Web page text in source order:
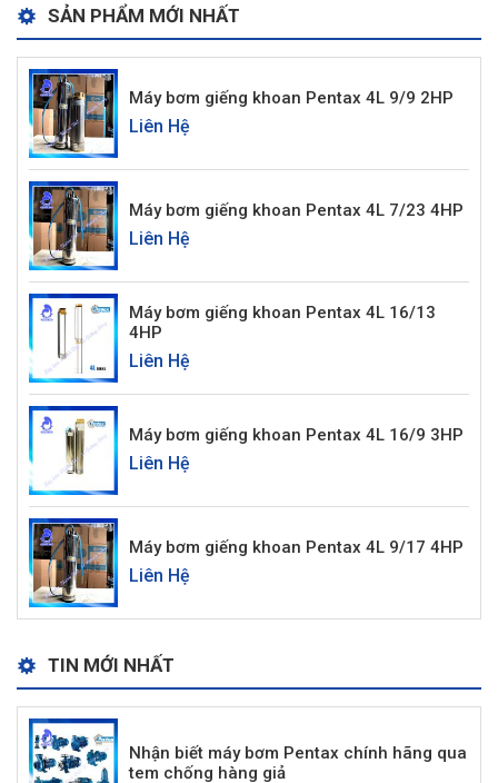
SẢN PHẨM MỚI NHẤT
Máy bơm giếng khoan Pentax 4L 9/9 2HP
Liên Hệ
Máy bơm giếng khoan Pentax 4L 7/23 4HP
Liên Hệ
Máy bơm giếng khoan Pentax 4L 16/13
4HP
Liên Hệ
Máy bơm giếng khoan Pentax 4L 16/9 3HP
Liên Hệ
Máy bơm giếng khoan Pentax 4L 9/17 4HP
Liên Hệ
TIN MỚI NHẤT
Nhận biết máy bơm Pentax chính hãng qua
tem chống hàng giả